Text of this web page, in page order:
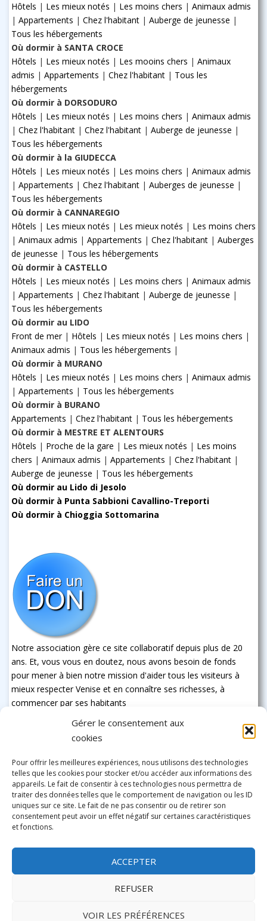
Gérer le consentement aux
cookies
Pour offrir les meilleures expériences, nous utilisons des technologies
telles que les cookies pour stocker et/ou accéder aux informations des
appareils. Le fait de consentir à ces technologies nous permettra de
traiter des données telles que le comportement de navigation ou les ID
uniques sur ce site. Le fait de ne pas consentir ou de retirer son
consentement peut avoir un effet négatif sur certaines caractéristiques
et fonctions.
ACCEPTER
REFUSER
VOIR LES PRÉFÉRENCES
Hôtels | Les mieux notés | Les moins chers | Animaux admis
| Appartements | Chez l'habitant | Auberge de jeunesse |
Tous les hébergements
Où dormir à SANTA CROCE
Hôtels | Les mieux notés | Les mooins chers | Animaux
admis | Appartements | Chez l'habitant | Tous les
hébergements
Où dormir à DORSODURO
Hôtels | Les mieux notés | Les moins chers | Animaux admis
| Chez l'habitant | Chez l'habitant | Auberge de jeunesse |
Tous les hébergements
Où dormir à la GIUDECCA
Hôtels | Les mieux notés | Les moins chers | Animaux admis
| Appartements | Chez l'habitant | Auberges de jeunesse |
Tous les hébergements
Où dormir à CANNAREGIO
Hôtels | Les mieux notés | Les mieux notés | Les moins chers
| Animaux admis | Appartements | Chez l'habitant | Auberges
de jeunesse | Tous les hébergements
Où dormir à CASTELLO
Hôtels | Les mieux notés | Les moins chers | Animaux admis
| Appartements | Chez l'habitant | Auberge de jeunesse |
Tous les hébergements
Où dormir au LIDO
Front de mer| Hôtels | Les mieux notés | Les moins chers |
Animaux admis | Tous les hébergements |
Où dormir à MURANO
Hôtels | Les mieux notés | Les moins chers | Animaux admis
| Appartements | Tous les hébergements
Où dormir à BURANO
Appartements | Chez l'habitant | Tous les hébergements
Où dormir à MESTRE ET ALENTOURS
Hôtels | Proche de la gare | Les mieux notés | Les moins
chers | Animaux admis | Appartements | Chez l'habitant |
Auberge de jeunesse | Tous les hébergements
Où dormir au Lido di Jesolo
Où dormir à Punta Sabbioni Cavallino-Treporti
Où dormir à Chioggia Sottomarina
Notre association gère ce site collaboratif depuis plus de 20
ans. Et, vous vous en doutez, nous avons besoin de fonds
pour mener à bien notre mission d'aider tous les visiteurs à
mieux respecter Venise et en connaître ses richesses, à
commencer par ses habitants